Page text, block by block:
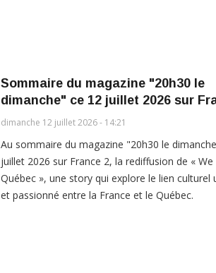
Sommaire du magazine "20h30 le
dimanche" ce 12 juillet 2026 sur
dimanche 12 juillet 2026 - 14:21
Au sommaire du magazine "20h30 le
juillet 2026 sur France 2, la rediffusion de « We
Québec », une story qui explore le lien culturel
et passionné entre la France et le Québec.